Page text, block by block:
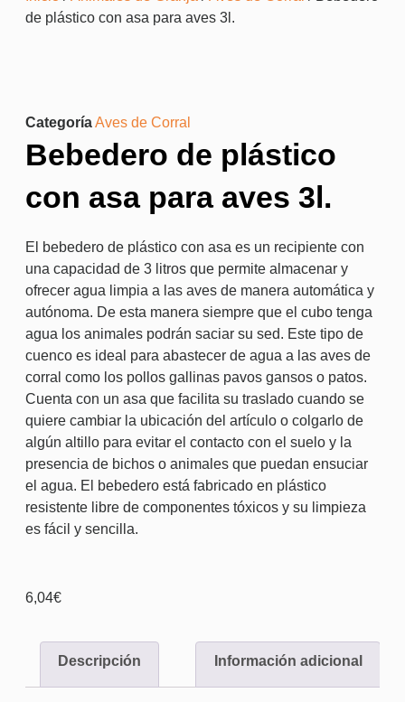
de plástico con asa para aves 3l.
CategoríaAves de Corral
Bebedero de plástico
con asa para aves 3l.
El bebedero de plástico con asa es un recipiente con
una capacidad de 3 litros que permite almacenar y
ofrecer agua limpia a las aves de manera automática y
autónoma. De esta manera siempre que el cubo tenga
agua los animales podrán saciar su sed. Este tipo de
cuenco es ideal para abastecer de agua a las aves de
corral como los pollos gallinas pavos gansos o patos.
Cuenta con un asa que facilita su traslado cuando se
quiere cambiar la ubicación del artículo o colgarlo de
algún altillo para evitar el contacto con el suelo y la
presencia de bichos o animales que puedan ensuciar
el agua. El bebedero está fabricado en plástico
resistente libre de componentes tóxicos y su limpieza
es fácil y sencilla.
6,04€
Descripción Información adicional